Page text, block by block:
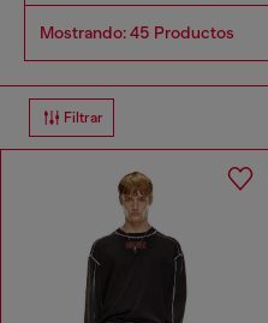
Mostrando: 45 Productos
Filtrar